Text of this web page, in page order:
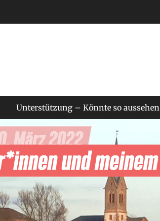
Unterstützung – Könnte so aussehen